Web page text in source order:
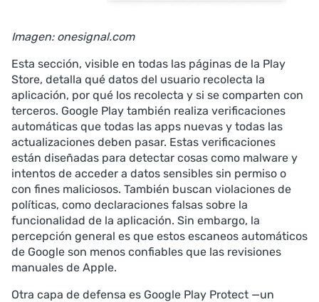
Imagen: onesignal.com
Esta sección, visible en todas las páginas de la Play
Store, detalla qué datos del usuario recolecta la
aplicación, por qué los recolecta y si se comparten con
terceros. Google Play también realiza verificaciones
automáticas que todas las apps nuevas y todas las
actualizaciones deben pasar. Estas verificaciones
están diseñadas para detectar cosas como malware y
intentos de acceder a datos sensibles sin permiso o
con fines maliciosos. También buscan violaciones de
políticas, como declaraciones falsas sobre la
funcionalidad de la aplicación. Sin embargo, la
percepción general es que estos escaneos automáticos
de Google son menos confiables que las revisiones
manuales de Apple.
Otra capa de defensa es Google Play Protect —un